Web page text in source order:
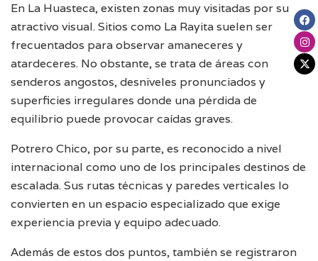
En La Huasteca, existen zonas muy visitadas por su
atractivo visual. Sitios como La Rayita suelen ser
frecuentados para observar amaneceres y
atardeceres. No obstante, se trata de áreas con
senderos angostos, desniveles pronunciados y
superficies irregulares donde una pérdida de
equilibrio puede provocar caídas graves.
Potrero Chico, por su parte, es reconocido a nivel
internacional como uno de los principales destinos de
escalada. Sus rutas técnicas y paredes verticales lo
convierten en un espacio especializado que exige
experiencia previa y equipo adecuado.
Además de estos dos puntos, también se registraron